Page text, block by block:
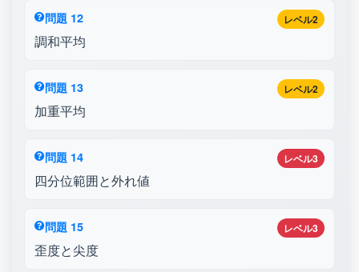
レベル2
問題 12
調和平均
レベル2
問題 13
加重平均
レベル3
問題 14
四分位範囲と外れ値
レベル3
問題 15
歪度と尖度